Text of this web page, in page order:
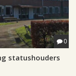
0
statushouders